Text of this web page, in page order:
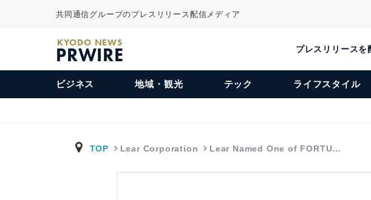
共同通信グループのプレスリリース配信メディア
KYODO NEWS
PRWIRE プレスリリースを
ビジネス 地域・観光 テック ライフスタイル
TOP Lear Corporation Lear Named One of FORTU…